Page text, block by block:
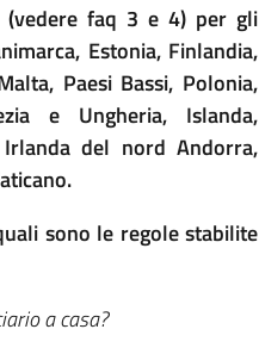
(vedere faq 3 e 4) per gli
Estonia, Finlandia,
Paesi Bassi, Polonia,
e Ungheria, Islanda,
Irlanda del nord Andorra,
sono le regole stabilite
a casa?